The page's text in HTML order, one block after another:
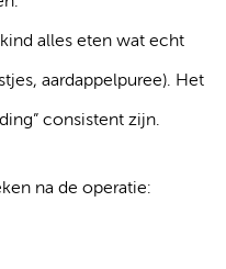
alles eten wat echt
aardappelpuree). Het
consistent zijn.
na de operatie: